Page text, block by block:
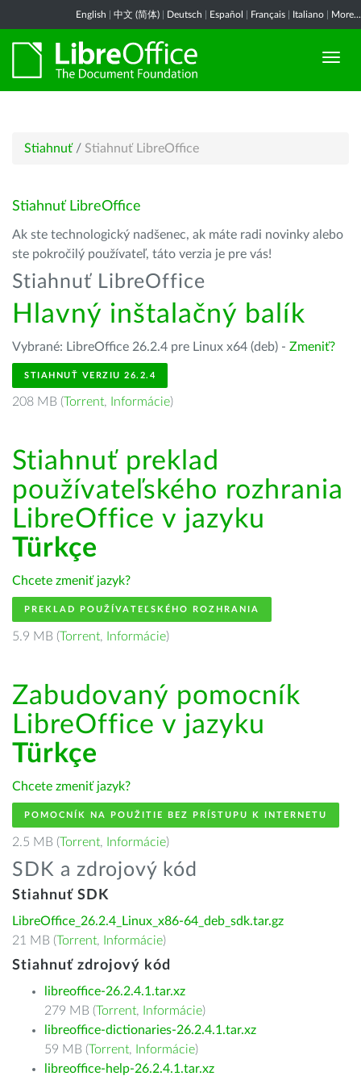
English 中文 (简体) Deutsch Español Français Italiano More...
Stiahnuť / Stiahnuť LibreOffice
Stiahnuť LibreOffice
Ak ste technologický nadšenec, ak máte radi novinky alebo
ste pokročilý používateľ, táto verzia je pre vás!
Stiahnuť LibreOffice
Hlavný inštalačný balík
Vybrané: LibreOffice 26.2.4 pre Linux x64 (deb) - Zmeniť?
STIAHNUŤ VERZIU 26.2.4
208 MB (Torrent, Informácie)
Stiahnuť preklad
používateľského rozhrania
LibreOffice v jazyku
Türkçe
Chcete zmeniť jazyk?
PREKLAD POUŽÍVATEĽSKÉHO ROZHRANIA
5.9 MB (Torrent, Informácie)
Zabudovaný pomocník
LibreOffice v jazyku
Türkçe
Chcete zmeniť jazyk?
POMOCNÍK NA POUŽITIE BEZ PRÍSTUPU K INTERNETU
2.5 MB (Torrent, Informácie)
SDK a zdrojový kód
Stiahnuť SDK
LibreOffice_26.2.4_Linux_x86-64_deb_sdk.tar.gz
21 MB (Torrent, Informácie)
Stiahnuť zdrojový kód
libreoffice-26.2.4.1.tar.xz
279 MB (Torrent, Informácie)
libreoffice-dictionaries-26.2.4.1.tar.xz
59 MB (Torrent, Informácie)
libreoffice-help-26.2.4.1.tar.xz